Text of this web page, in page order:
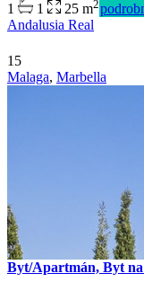
1 1 25 m2
Andalusia Real
15
Malaga, Marbella
Byt/Apartmán, Byt